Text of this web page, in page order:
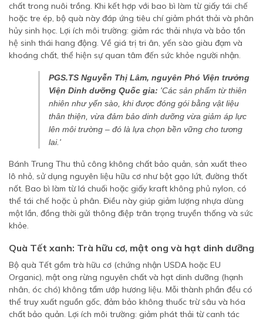
chất trong nuôi trồng. Khi kết hợp với bao bì làm từ giấy tái chế
hoặc tre ép, bộ quà này đáp ứng tiêu chí giảm phát thải và phân
hủy sinh học. Lợi ích môi trường: giảm rác thải nhựa và bảo tồn
hệ sinh thái hang động. Về giá trị tri ân, yến sào giàu đạm và
khoáng chất, thể hiện sự quan tâm đến sức khỏe người nhận.
PGS.TS Nguyễn Thị Lâm, nguyên Phó Viện trưởng
Viện Dinh dưỡng Quốc gia: 'Các sản phẩm từ thiên
nhiên như yến sào, khi được đóng gói bằng vật liệu
thân thiện, vừa đảm bảo dinh dưỡng vừa giảm áp lực
lên môi trường – đó là lựa chọn bền vững cho tương
lai.'
Bánh Trung Thu thủ công không chất bảo quản, sản xuất theo
lô nhỏ, sử dụng nguyên liệu hữu cơ như bột gạo lứt, đường thốt
nốt. Bao bì làm từ lá chuối hoặc giấy kraft không phủ nylon, có
thể tái chế hoặc ủ phân. Điều này giúp giảm lượng nhựa dùng
một lần, đồng thời gửi thông điệp trân trọng truyền thống và sức
khỏe.
Quà Tết xanh: Trà hữu cơ, mật ong và hạt dinh dưỡng
Bộ quà Tết gồm trà hữu cơ (chứng nhận USDA hoặc EU
Organic), mật ong rừng nguyên chất và hạt dinh dưỡng (hạnh
nhân, óc chó) không tẩm ướp hương liệu. Mỗi thành phần đều có
thể truy xuất nguồn gốc, đảm bảo không thuốc trừ sâu và hóa
chất bảo quản. Lợi ích môi trường: giảm phát thải từ canh tác